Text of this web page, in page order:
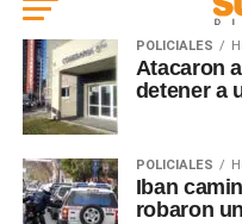
POLICIALES
Atacaron
detener a
POLICIALES
Iban
robaron